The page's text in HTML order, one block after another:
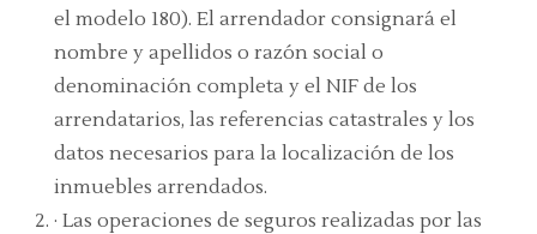
el modelo 180). El arrendador consignará el
nombre y apellidos o razón social o
denominación completa y el NIF de los
arrendatarios, las referencias catastrales y los
datos necesarios para la localización de los
inmuebles arrendados.
· Las operaciones de seguros realizadas por las